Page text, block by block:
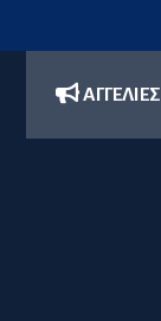
ΑΓΓΕΛΙΕΣ